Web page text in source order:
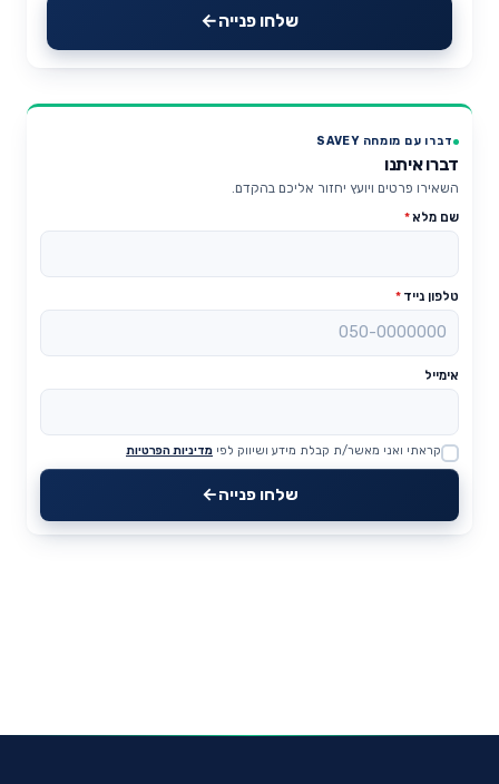
שלחו פנייה
דברו עם מומחה SAVEY
דברו איתנו
השאירו פרטים ויועץ יחזור אליכם בהקדם.
שם מלא*
טלפון נייד *
אימייל
Website
קראתי ואני מאשר/ת קבלת מידע ושיווק לפי מדיניות הפרטיות
שלחו פנייה